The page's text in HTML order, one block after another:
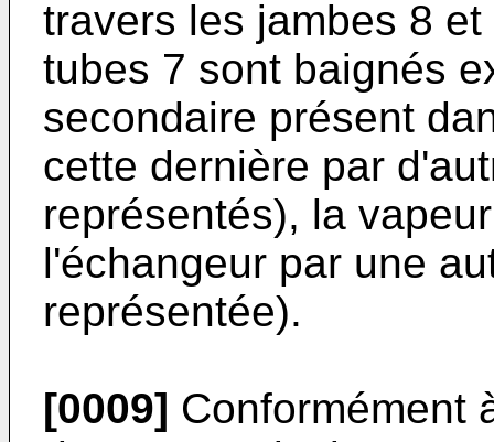
travers les jambes 8
tubes 7 sont baignés
secondaire présent
cette dernière par
représentés), la
l'échangeur par une
représentée).
[0009] Conformément